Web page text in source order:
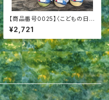
【商品番号0025】〈こどもの日パ
ッケージ6〉成城プリン６個詰合
せ こどもの日
¥2,721